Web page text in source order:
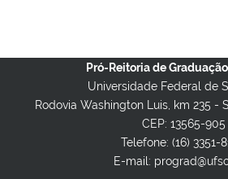
Pró-Reitoria de
Universidade Federal de
Rodovia Washington Luis, km 235 -
CEP: 13565-905
Telefone: (16) 3351-
E-mail: